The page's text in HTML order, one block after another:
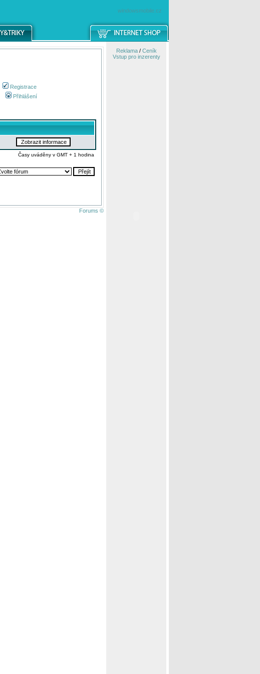
windowsmobile.cz
Registrace
Přihlášení
Časy uváděny v GMT + 1 hodina
Forums ©
Reklama/ Ceník
Vstup pro inzerenty